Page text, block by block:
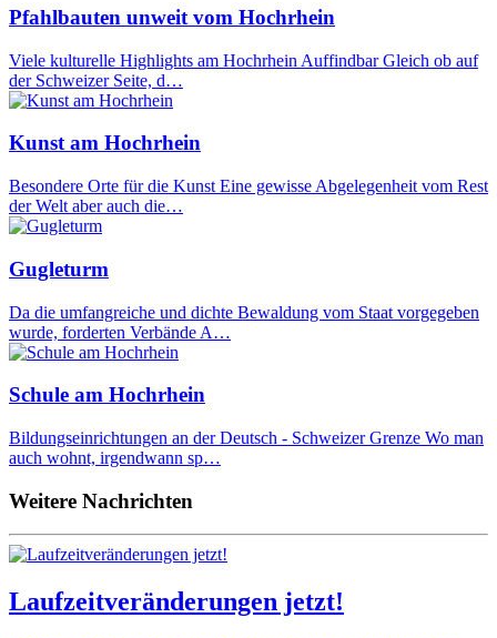
Pfahlbauten unweit vom Hochrhein
Viele kulturelle Highlights am Hochrhein Auffindbar Gleich ob auf
der Schweizer Seite, d…
Kunst am Hochrhein
Besondere Orte für die Kunst Eine gewisse Abgelegenheit vom Rest
der Welt aber auch die…
Gugleturm
Da die umfangreiche und dichte Bewaldung vom Staat vorgegeben
wurde, forderten Verbände A…
Schule am Hochrhein
Bildungseinrichtungen an der Deutsch - Schweizer Grenze Wo man
auch wohnt, irgendwann sp…
Weitere Nachrichten
Laufzeitveränderungen jetzt!